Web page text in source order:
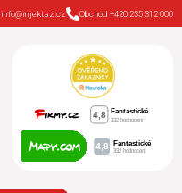
info@injektaz.cz Obchod +420 235 312 000